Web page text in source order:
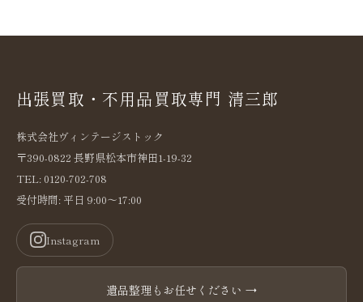
出張買取・不用品買取専門 清三郎
株式会社ヴィンテージストック
〒390-0822 長野県松本市神田1-19-32
TEL: 0120-702-708
受付時間: 平日 9:00〜17:00
Instagram
遺品整理もお任せください →